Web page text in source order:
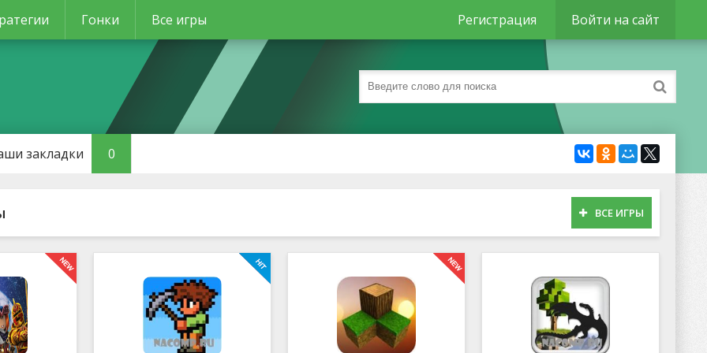
Гонки Все игры Регистрация Войти на сайт
закладки 0
ВСЕ ИГРЫ